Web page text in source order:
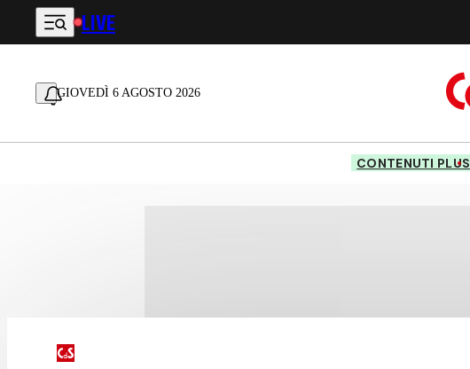
Vai al contenuto principale
LIVE
GIOVEDÌ 6 AGOSTO 2026
CONTENUTI PLUS